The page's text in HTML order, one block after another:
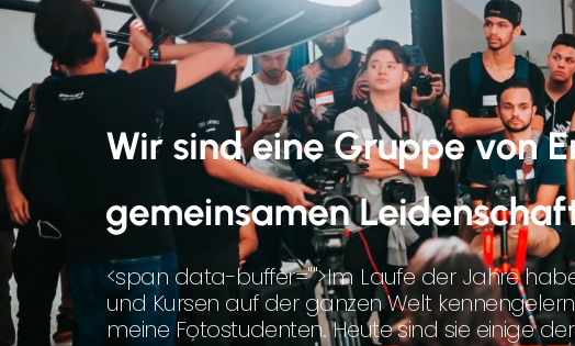
<span data-buffer="">Im Laufe der Jahre
und Kursen auf der ganzen Welt
meine Fotostudenten. Heute sind sie einige